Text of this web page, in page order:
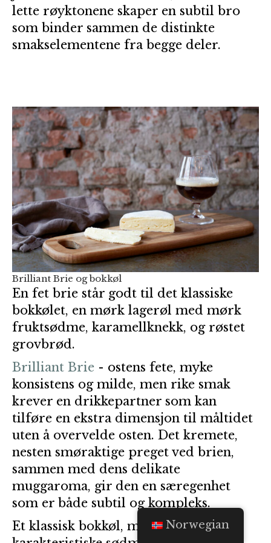
lette røyktonene skaper en subtil bro
som binder sammen de distinkte
smakselementene fra begge deler.
Brilliant Brie og bokkøl
En fet brie står godt til det klassiske
bokkølet, en mørk lagerøl med mørk
fruktsødme, karamellknekk, og røstet
grovbrød.
Brilliant Brie - ostens fete, myke
konsistens og milde, men rike smak
krever en drikkepartner som kan
tilføre en ekstra dimensjon til måltidet
uten å overvelde osten. Det kremete,
nesten smøraktige preget ved brien,
sammen med dens delikate
muggaroma, gir den en særegenhet
som er både subtil og kompleks.
Et klassisk bokkøl, med sinNorwegian